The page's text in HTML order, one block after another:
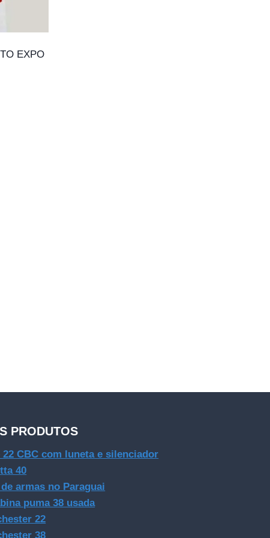
EXPO
PRODUTOS
22 CBC com luneta e silenciador
40
armas no Paraguai
puma 38 usada
22
38